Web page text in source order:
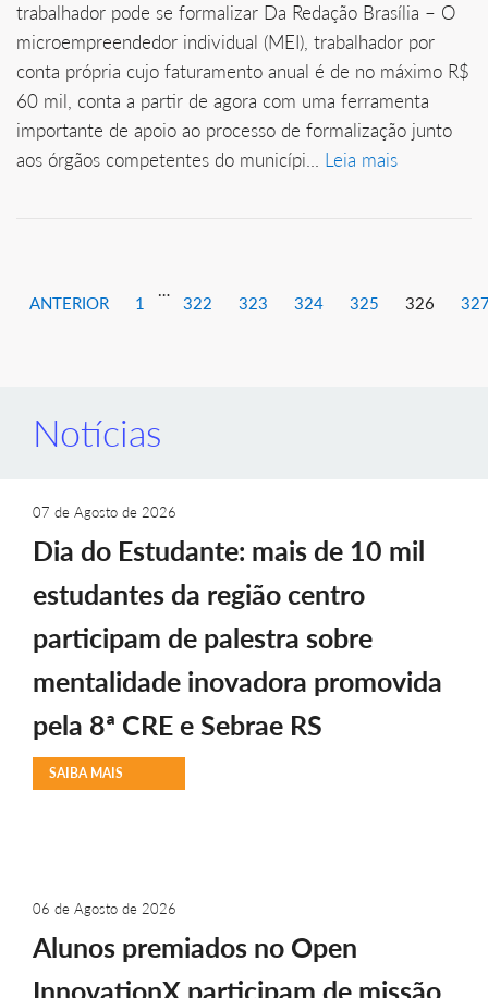
trabalhador pode se formalizar Da Redação Brasília – O
microempreendedor individual (MEI), trabalhador por
conta própria cujo faturamento anual é de no máximo R$
60 mil, conta a partir de agora com uma ferramenta
importante de apoio ao processo de formalização junto
aos órgãos competentes do municípi... Leia mais
ANTERIOR 1
…
322 323 324 325 326
Notícias
07 de Agosto de 2026
Dia do Estudante: mais de 10 mil
estudantes da região centro
participam de palestra sobre
mentalidade inovadora promovida
pela 8ª CRE e Sebrae RS
SAIBA MAIS
06 de Agosto de 2026
Alunos premiados no Open
InnovationX participam de missão